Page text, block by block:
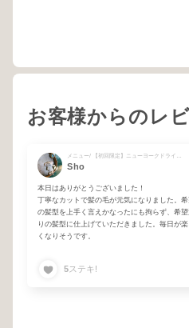
お客様からのレ
Sho
本日はありがとうございました！
丁寧なカットで髪の毛が元気になりました。
の髪型を上手く言えかなったにも拘らず、希望
りの髪型に仕上げていただきました。毎日が楽
くなりそうです。
5ステキ!